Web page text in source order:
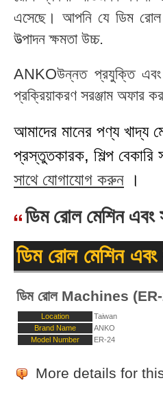
এসেছে। আপনি যে ডিম রোল
উত্পাদন ক্ষমতা উচ্চ.
ANKOউন্নত প্রযুক্তি এবং
প্রক্রিয়াকরণ সরঞ্জাম অফার
আমাদের মানের পণ্য খাদ্য
প্রস্তুতকারক, শিল্প বেকারি
সাথে যোগাযোগ করুন ।
ডিম রোল মেশিন
ডিম রোল মেশিন এবং
ডিম রোল Machines
Location
Taiwan
Brand Name
ANKO
Model Number
ER-24
More details for